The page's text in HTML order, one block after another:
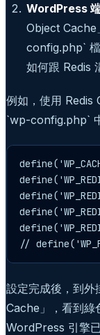
WordPress 端
Object Cache
config.php`
如何跟 Redis
例如，使用 Redis
`wp-config.php`
//
設定完成後，到
Cache」，看到綠
WordPress 引擎